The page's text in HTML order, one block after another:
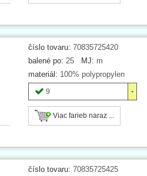
číslo tovaru: 70835725420
balené po: 25 MJ: m
materiál: 100% polypropylen
9
Viac farieb naraz ...
číslo tovaru: 70835725425